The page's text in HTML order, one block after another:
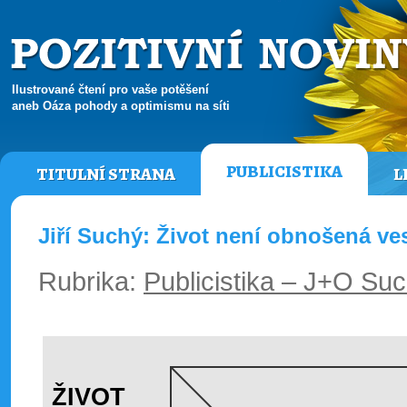
Ilustrované čtení pro vaše potěšení
aneb Oáza pohody a optimismu na síti
TITULNÍ STRANA PUBLICISTIKA
Jiří Suchý: Život není obnošená
Rubrika: Publicistika – J+O
ŽIVOT